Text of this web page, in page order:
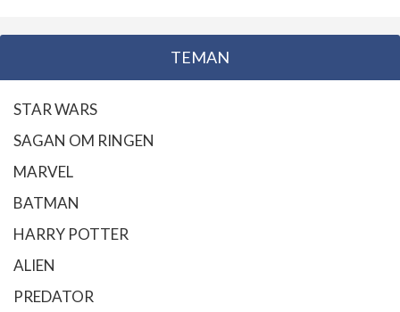
TEMAN
STAR WARS
SAGAN OM RINGEN
MARVEL
BATMAN
HARRY POTTER
ALIEN
PREDATOR